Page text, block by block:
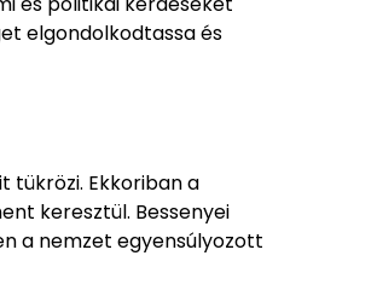
elgondolkodtassa és
tükrözi. Ekkoriban a
keresztül. Bessenyei
a nemzet egyensúlyozott